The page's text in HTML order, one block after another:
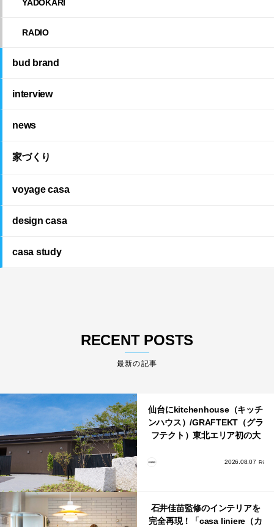
YADOKARI
RADIO
bud brand
interview
news
家づくり
voyage casa
design casa
casa study
RECENT POSTS
最新の記事
仙台にkitchenhouse（キッチ
ンハウス）/GRAFTEKT（グラ
フテクト）東北エリア初の大
2026.08.07 Fri
石井佳苗監修のインテリアを
完全再現！「casa liniere（カ